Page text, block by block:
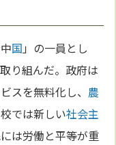
国 」の一員とし
り組んだ。政府は
スを無料化し、 農
では新しい社会主
は労働と平等が重